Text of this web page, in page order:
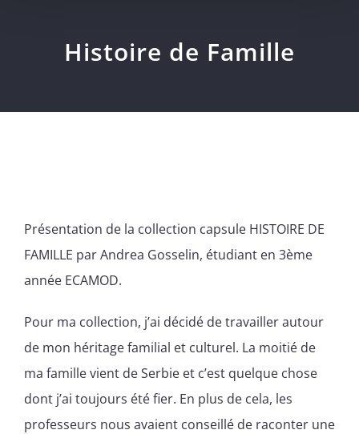
Histoire de Famille
l'image
agrandie
Présentation de la collection capsule HISTOIRE DE
FAMILLE par Andrea Gosselin, étudiant en 3ème
année ECAMOD.
Pour ma collection, j’ai décidé de travailler autour
de mon héritage familial et culturel. La moitié de
ma famille vient de Serbie et c’est quelque chose
dont j’ai toujours été fier. En plus de cela, les
professeurs nous avaient conseillé de raconter une